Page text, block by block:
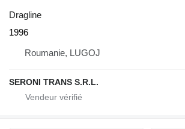
Dragline
1996
Roumanie, LUGOJ
SERONI TRANS S.R.L.